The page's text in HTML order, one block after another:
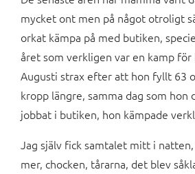
mycket ont men på något otroligt
orkat kämpa på med butiken,
året som verkligen var en kamp för
Augusti strax efter att hon fyllt 63
kropp längre, samma dag som hon
jobbat i butiken, hon kämpade
Jag själv fick samtalet mitt i
mer, chocken, tårarna, det blev